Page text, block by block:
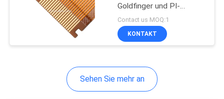
Goldfinger und PI-
Stiffener
Contact us MOQ:1
KONTAKT
Sehen Sie mehr an